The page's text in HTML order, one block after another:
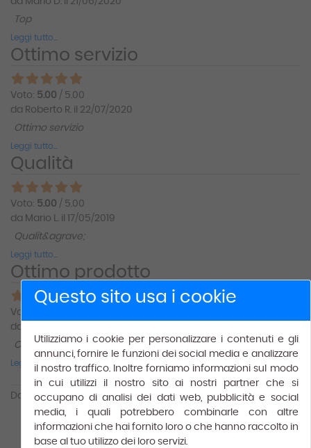
Top
Leggi tutto...
Ottimo servizio
Voto: 5.00 / 5.00
da Roberto R. il 22/07/2020
Ottimo servizio
Leggi tutto...
Qualità
Voto: 5.00 / 5.00
da Mario L. il 17/05/2019
Qualit&agrave;
Leggi tutto...
Ottimo prodotto
Voto:
da Pietro P. il 20/02/2020
Ottimo prodotto
Leggi tutto...
Da a6(su6) 1
Indietro Scrivi una recensione
Questo sito usa i cookie
Utilizziamo i cookie per personalizzare i contenuti e gli
annunci, fornire le funzioni dei social media e analizzare
il nostro traffico. Inoltre forniamo informazioni sul modo
in cui utilizzi il nostro sito ai nostri partner che si
occupano di analisi dei dati web, pubblicità e social
media, i quali potrebbero combinarle con altre
informazioni che hai fornito loro o che hanno raccolto in
base al tuo utilizzo dei loro servizi.